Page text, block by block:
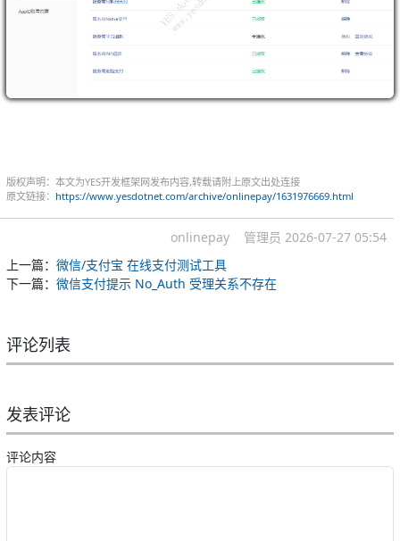
版权声明：本文为YES开发框架网发布内容,转载请附上原文出处连接
原文链接： https://www.yesdotnet.com/archive/onlinepay/1631976669.html
onlinepay 管理员 2026-07-27 05:54
上一篇： 微信/支付宝 在线支付测试工具
下一篇： 微信支付提示 No_Auth 受理关系不存在
评论列表
发表评论
评论内容